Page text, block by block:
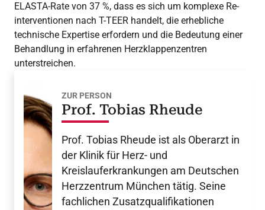
ELASTA-Rate von 37 %, dass es sich um komplexe Re-
interventionen nach T-TEER handelt, die erhebliche
technische Expertise erfordern und die Bedeutung einer
Behandlung in erfahrenen Herzklappenzentren
unterstreichen.
ZUR PERSON
Prof. Tobias Rheude
Prof. Tobias Rheude ist als Oberarzt in
der Klinik für Herz- und
Kreislauferkrankungen am Deutschen
Herzzentrum München tätig. Seine
fachlichen Zusatzqualifikationen